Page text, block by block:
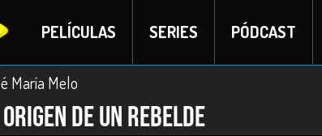
PELÍCULAS SERIES PÓDCAST
María Melo
de un rebelde